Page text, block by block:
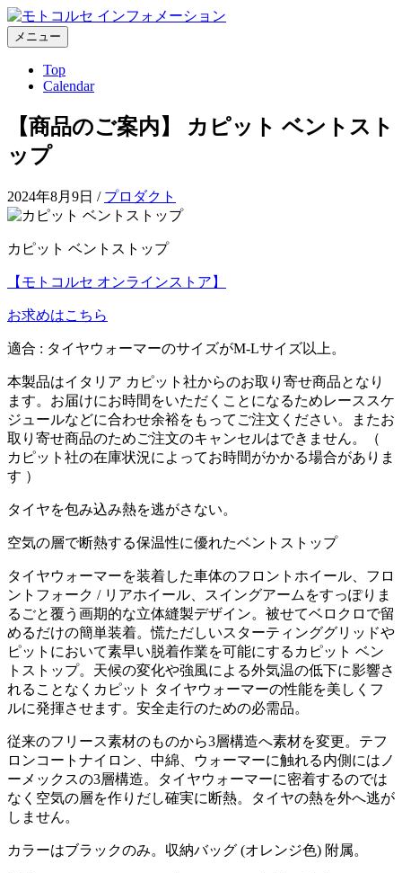
コ
ン
テ
ッ
メニュー
Top
Calendar
【商品のご案内】 カピット ベントスト
ップ
2024年8月9日 / プロダクト
カピット ベントストップ
【モトコルセ オンラインストア】
お求めはこちら
適合 : タイヤウォーマーのサイズがM-Lサイズ以上。
本製品はイタリア カピット社からのお取り寄せ商品となり
ます。お届けにお時間をいただくことになるためレーススケ
ジュールなどに合わせ余裕をもってご注文ください。またお
取り寄せ商品のためご注文のキャンセルはできません。（
カピット社の在庫状況によってお時間がかかる場合がありま
す ）
タイヤを包み込み熱を逃がさない。
空気の層で断熱する保温性に優れたベントストップ
タイヤウォーマーを装着した車体のフロントホイール、フロ
ントフォーク / リアホイール、スイングアームをすっぽりま
るごと覆う画期的な立体縫製デザイン。被せてベロクロで留
めるだけの簡単装着。慌ただしいスターティンググリッドや
ピットにおいて素早い脱着作業を可能にするカピット ベン
トストップ。天候の変化や強風による外気温の低下に影響さ
れることなくカピット タイヤウォーマーの性能を美しくフ
ルに発揮させます。安全走行のための必需品。
従来のフリース素材のものから3層構造へ素材を変更。テフ
ロンコートナイロン、中綿、ウォーマーに触れる内側にはノ
ーメックスの3層構造。タイヤウォーマーに密着するのでは
なく空気の層を作りだし確実に断熱。タイヤの熱を外へ逃が
しません。
カラーはブラックのみ。収納バッグ (オレンジ色) 附属。